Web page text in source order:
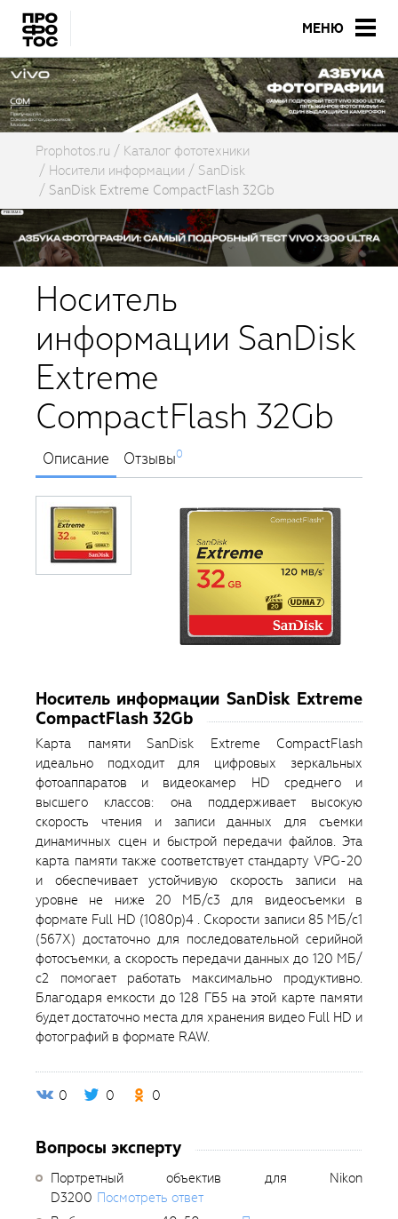
МЕНЮ
Prophotos.ru
Каталог фототехники
Носители информации
SanDisk
SanDisk Extreme CompactFlash 32Gb
Носитель
информации SanDisk
Extreme
CompactFlash 32Gb
Описание Отзывы0
Носитель информации SanDisk Extreme
CompactFlash 32Gb
Карта памяти SanDisk Extreme CompactFlash
идеально подходит для цифровых зеркальных
фотоаппаратов и видеокамер HD среднего и
высшего классов: она поддерживает высокую
скорость чтения и записи данных для съемки
динамичных сцен и быстрой передачи файлов. Эта
карта памяти также соответствует стандарту VPG-20
и обеспечивает устойчивую скорость записи на
уровне не ниже 20 МБ/с3 для видеосъемки в
формате Full HD (1080p)4 . Скорости записи 85 МБ/с1
(567Х) достаточно для последовательной серийной
фотосъемки, а скорость передачи данных до 120 МБ/
с2 помогает работать максимально продуктивно.
Благодаря емкости до 128 ГБ5 на этой карте памяти
будет достаточно места для хранения видео Full HD и
фотографий в формате RAW.
0 0 0
Вопросы эксперту
Портретный объектив для Nikon
D3200 Посмотреть ответ